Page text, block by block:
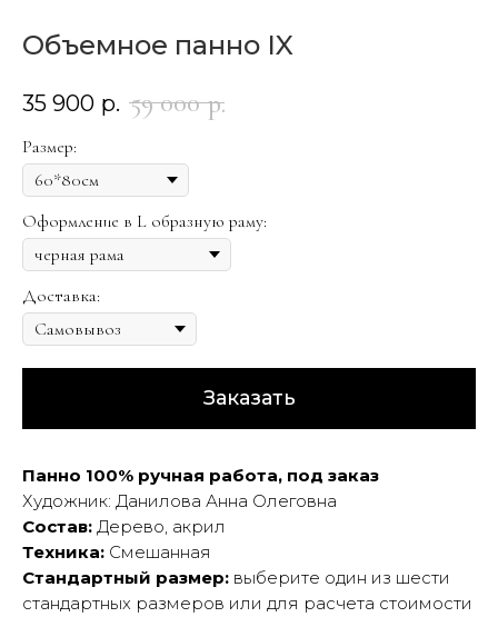
Объемное панно IX
35 900 р. 59 000 р.
Размер:
Оформление в L образную раму:
Доставка:
Заказать
Панно 100% ручная работа, под заказ
Художник: Данилова Анна Олеговна
Состав: Дерево, акрил
Техника: Смешанная
Стандартный размер: выберите один из шести
стандартных размеров или для расчета стоимости